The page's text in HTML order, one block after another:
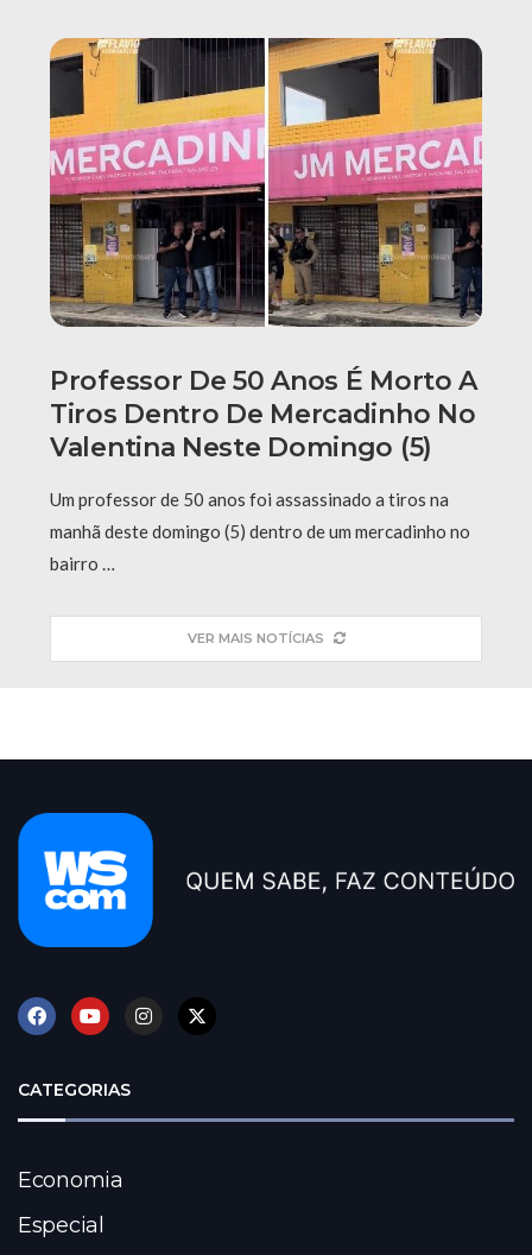
Professor De 50 Anos É Morto A
Tiros Dentro De Mercadinho No
Valentina Neste Domingo (5)
Um professor de 50 anos foi assassinado a tiros na
manhã deste domingo (5) dentro de um mercadinho no
bairro …
VER MAIS NOTÍCIAS
CATEGORIAS
Economia
Especial